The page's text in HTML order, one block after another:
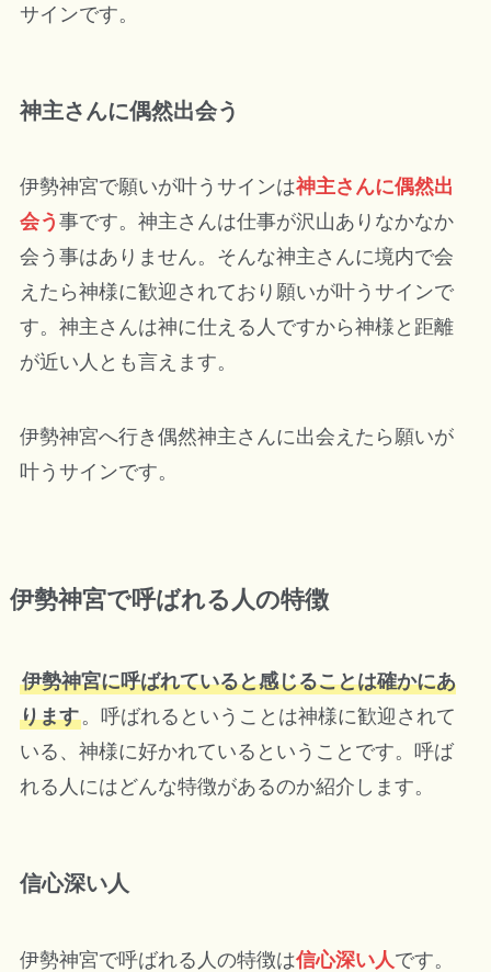
サインです。
神主さんに偶然出会う
伊勢神宮で願いが叶うサインは神主さんに偶然出
会う 事です。神主さんは仕事が沢山ありなかなか
会う事はありません。そんな神主さんに境内で会
えたら神様に歓迎されており願いが叶うサインで
す。神主さんは神に仕える人ですから神様と距離
が近い人とも言えます。
伊勢神宮へ行き偶然神主さんに出会えたら願いが
叶うサインです。
伊勢神宮で呼ばれる人の特徴
伊勢神宮に呼ばれていると感じることは確かにあ
ります。呼ばれるということは神様に歓迎されて
いる、神様に好かれているということです。呼ば
れる人にはどんな特徴があるのか紹介します。
信心深い人
伊勢神宮で呼ばれる人の特徴は信心深い人 です。